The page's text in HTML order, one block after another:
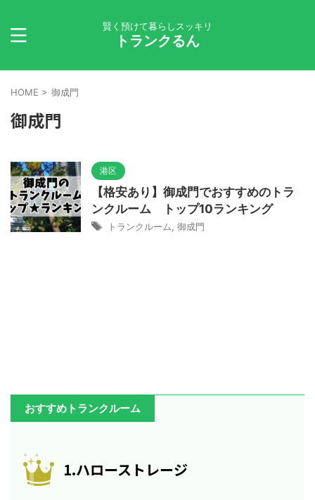
賢く預けて暮らしスッキリ
トランクるん
HOME > 御成門
御成門
港区
【格安あり】御成門でおすすめのトラ
ンクルーム トップ10ランキング
トランクルーム 御成門
おすすめトランクルーム
1.ハローストレージ